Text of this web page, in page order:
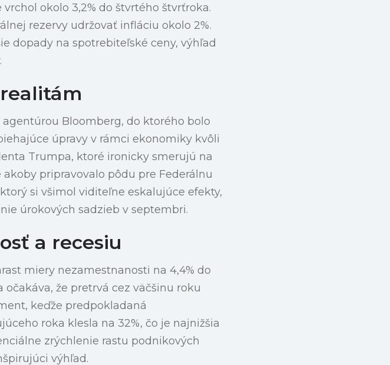
okolo 3,2% do štvrtého štvrťroka.
rezervy udržovať infláciu okolo 2%.
dopady na spotrebiteľské ceny, výhľad
Bloomberg, do ktorého bolo
úpravy v rámci ekonomiky kvôli
Trumpa, ktoré ironicky smerujú na
pripravovalo pôdu pre Federálnu
si všimol viditeľne eskalujúce efekty,
úrokových sadzieb v septembri.
a recesiu
miery nezamestnanosti na 4,4% do
že pretrvá cez väčšinu roku
keďže predpokladaná
roka klesla na 32%, čo je najnižšia
zrýchlenie rastu podnikových
výhľad.